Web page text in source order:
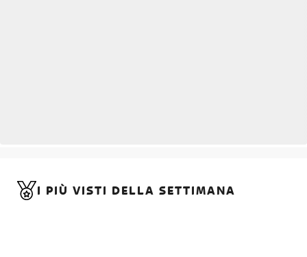
I PIÙ VISTI DELLA SETTIMANA